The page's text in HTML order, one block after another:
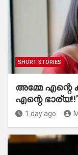
SHORT STORIES
അമ്മേ
എന്റെ
1 day ago